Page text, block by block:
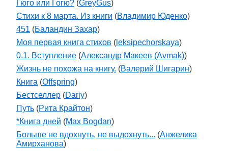
Гюго или Гогю? (GreyGus)
Стихи к 8 марта. Из книги (Владимир Юденко)
451 (Баландин Захар)
Моя первая книга стихов ( leksipechorskaya)
0.1. Вступление (Александр Макеев (Avmak))
Жизнь не похожа на книгу. (Валерий Шигарин)
Книга (Offspring)
Бестселлер (Dariy)
Путь (Рита Крайтон)
*Книга дней (Max Bogdan)
Больше не вдохнуть, не выдохнуть... (Анжелика
Амирханова)